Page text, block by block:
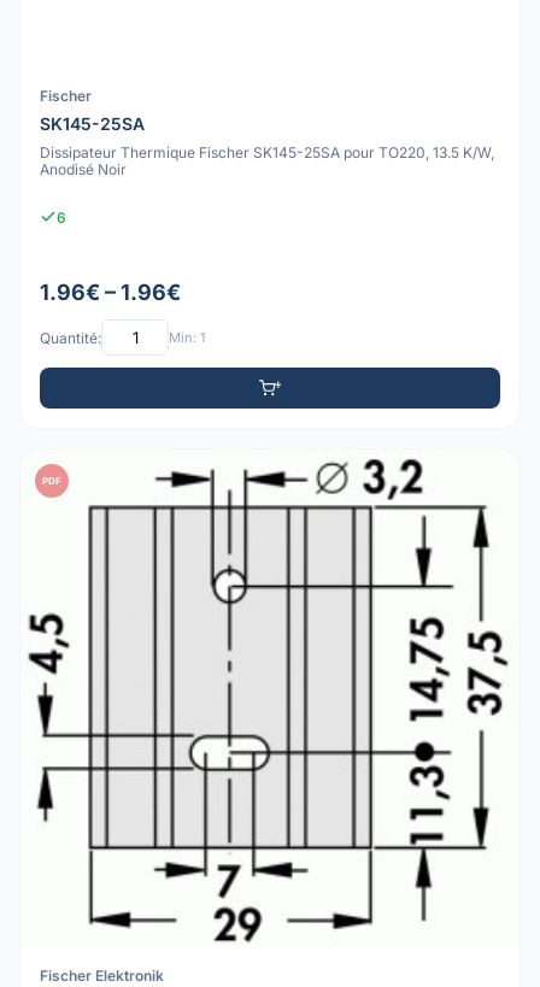
Fischer
SK145-25SA
Dissipateur Thermique Fischer SK145-25SA pour TO220, 13.5 K/W,
Anodisé Noir
6
1.96€ – 1.96€
Quantité: Min: 1
PDF
Fischer Elektronik